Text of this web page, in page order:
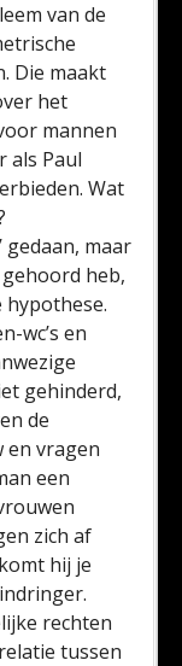
van de
Die maakt
het
mannen
als Paul
Wat
gedaan, maar
heb,
wc’s en
gehinderd,
de
en vragen
een
zich af
hij je
rechten
tussen